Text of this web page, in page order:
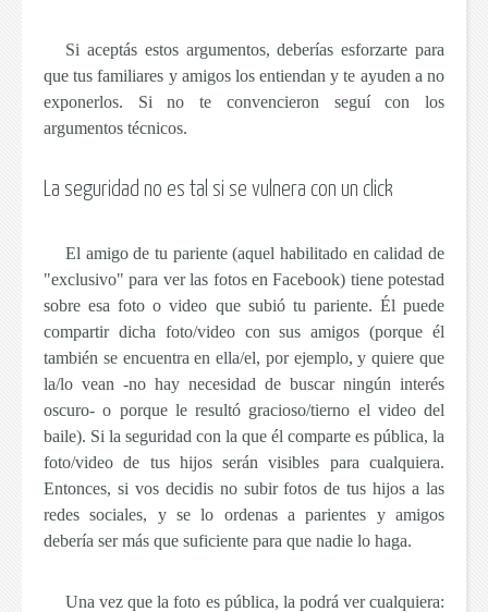
Si aceptás estos argumentos, deberías esforzarte para
que tus familiares y amigos los entiendan y te ayuden a no
exponerlos. Si no te convencieron seguí con los
argumentos técnicos.
La seguridad no es tal si se vulnera con un click
El amigo de tu pariente (aquel habilitado en calidad de
"exclusivo" para ver las fotos en Facebook) tiene potestad
sobre esa foto o video que subió tu pariente. Él puede
compartir dicha foto/video con sus amigos (porque él
también se encuentra en ella/el, por ejemplo, y quiere que
la/lo vean -no hay necesidad de buscar ningún interés
oscuro- o porque le resultó gracioso/tierno el video del
baile). Si la seguridad con la que él comparte es pública, la
foto/video de tus hijos serán visibles para cualquiera.
Entonces, si vos decidis no subir fotos de tus hijos a las
redes sociales, y se lo ordenas a parientes y amigos
debería ser más que suficiente para que nadie lo haga.
Una vez que la foto es pública, la podrá ver cualquiera: